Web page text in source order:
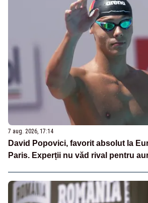
7 aug. 2026, 17:14
David Popovici, favorit absolut la
Paris. Experții nu văd rival pentru